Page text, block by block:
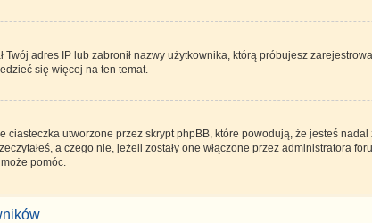
Twój adres IP lub zabronił nazwy użytkownika, którą próbujesz
się więcej na ten temat.
ciasteczka utworzone przez skrypt phpBB, które powodują, że jesteś
a czego nie, jeżeli zostały one włączone przez administratora
pomóc.